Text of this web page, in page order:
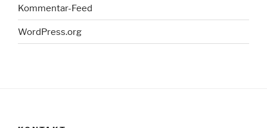
Kommentar-Feed
WordPress.org